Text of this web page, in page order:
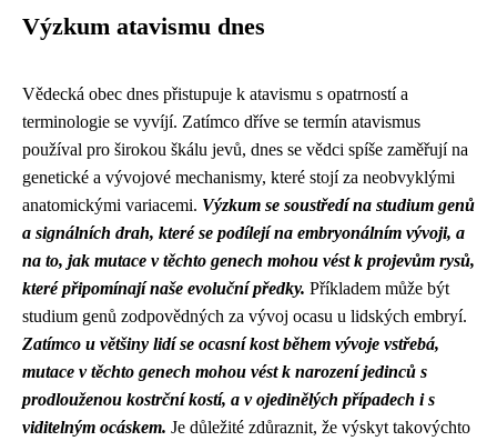
Výzkum atavismu dnes
Vědecká obec dnes přistupuje k atavismu s opatrností a
terminologie se vyvíjí. Zatímco dříve se termín atavismus
používal pro širokou škálu jevů, dnes se vědci spíše zaměřují na
genetické a vývojové mechanismy, které stojí za neobvyklými
anatomickými variacemi. Výzkum se soustředí na studium genů
a signálních drah, které se podílejí na embryonálním vývoji, a
na to, jak mutace v těchto genech mohou vést k projevům rysů,
které připomínají naše evoluční předky. Příkladem může být
studium genů zodpovědných za vývoj ocasu u lidských embryí.
Zatímco u většiny lidí se ocasní kost během vývoje vstřebá,
mutace v těchto genech mohou vést k narození jedinců s
prodlouženou kostrční kostí, a v ojedinělých případech i s
viditelným ocáskem. Je důležité zdůraznit, že výskyt takovýchto